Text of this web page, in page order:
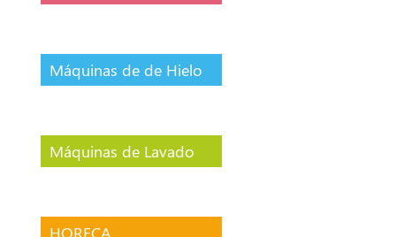
Máquinas de de Hielo
Máquinas de Lavado
HORECA